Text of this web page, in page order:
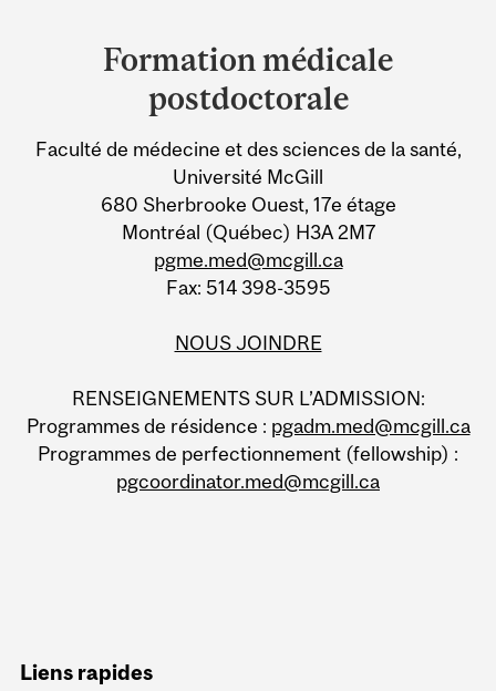
University
Information
Formation médicale
postdoctorale
Faculté de médecine et des sciences de la santé,
Université McGill
680 Sherbrooke Ouest, 17e étage
Montréal (Québec) H3A 2M7
pgme.med@mcgill.ca
Fax: 514 398-3595
NOUS JOINDRE
RENSEIGNEMENTS SUR L’ADMISSION:
Programmes de résidence : pgadm.med@mcgill.ca
Programmes de perfectionnement (fellowship) :
pgcoordinator.med@mcgill.ca
Liens rapides